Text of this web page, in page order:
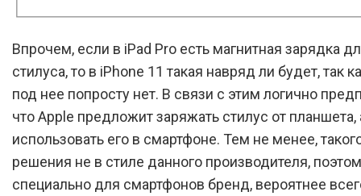
Впрочем, если в iPad Pro есть магнитная зарядка
стилуса, то в iPhone 11 такая навряд ли будет, так
под нее попросту нет. В связи с этим логично
что Apple предложит заряжать стилус от планшета,
использовать его в смартфоне. Тем не менее,
решения не в стиле данного производителя,
специально для смартфонов бренд, вероятнее